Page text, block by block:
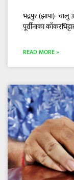
भद्रपुर (झापा)- चालु
पूर्वीनाका
READ MORE »